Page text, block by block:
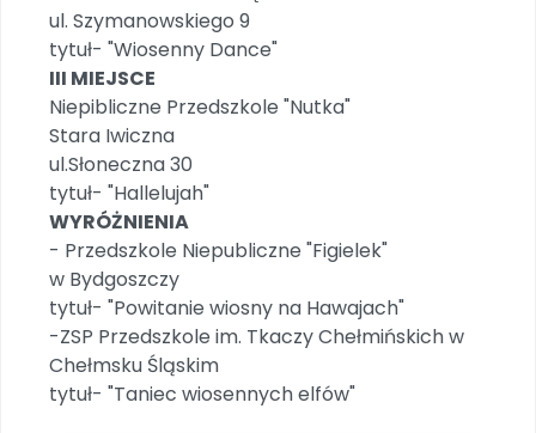
Archiwalne numery
Pomoc
Promocje
ul. Szymanowskiego 9
tytuł- "Wiosenny Dance"
III MIEJSCE
Niepibliczne Przedszkole "Nutka"
Stara Iwiczna
ul.Słoneczna 30
tytuł- "Hallelujah"
WYRÓŻNIENIA
- Przedszkole Niepubliczne "Figielek"
w Bydgoszczy
tytuł- "Powitanie wiosny na Hawajach"
-ZSP Przedszkole im. Tkaczy Chełmińskich w
Chełmsku Śląskim
tytuł- "Taniec wiosennych elfów"